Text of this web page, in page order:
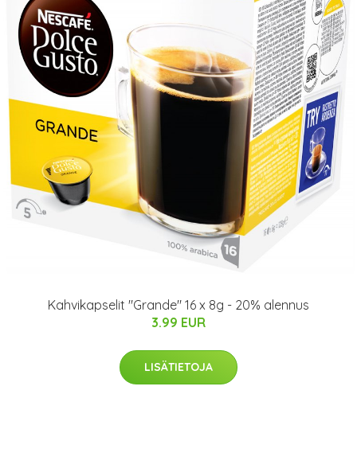
Kahvikapselit "Grande" 16 x 8g - 20% alennus
3.99 EUR
LISÄTIETOJA